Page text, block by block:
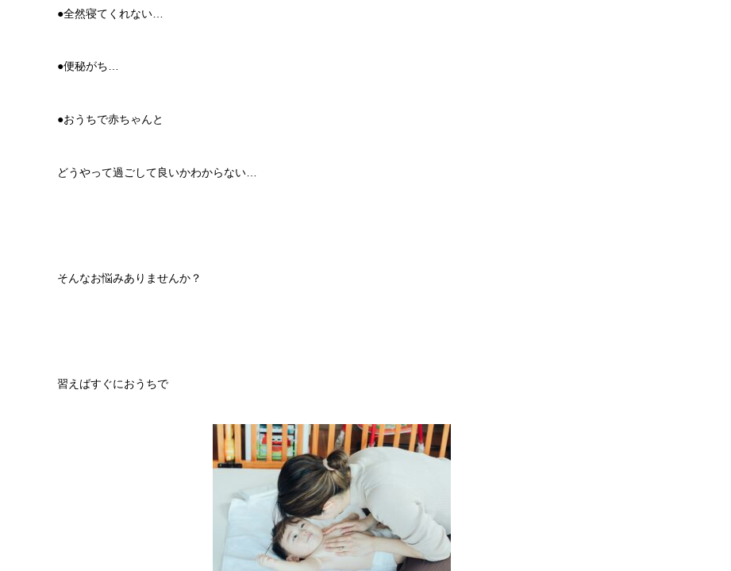
●全然寝てくれない…
●便秘がち…
●おうちで赤ちゃんと
どうやって過ごして良いかわからない…
そんなお悩みありませんか？
習えばすぐにおうちで